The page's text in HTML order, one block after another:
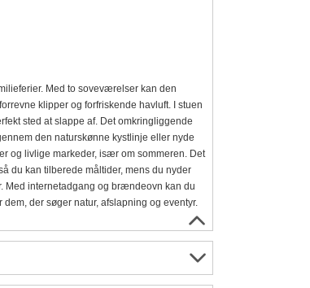
Med to soveværelser kan den
klipper og forfriskende havluft. I stuen
sted at slappe af. Det omkringliggende
den naturskønne kystlinje eller nyde
og livlige markeder, især om sommeren. Det
du kan tilberede måltider, mens du nyder
Med internetadgang og brændeovn kan du
der søger natur, afslapning og eventyr.